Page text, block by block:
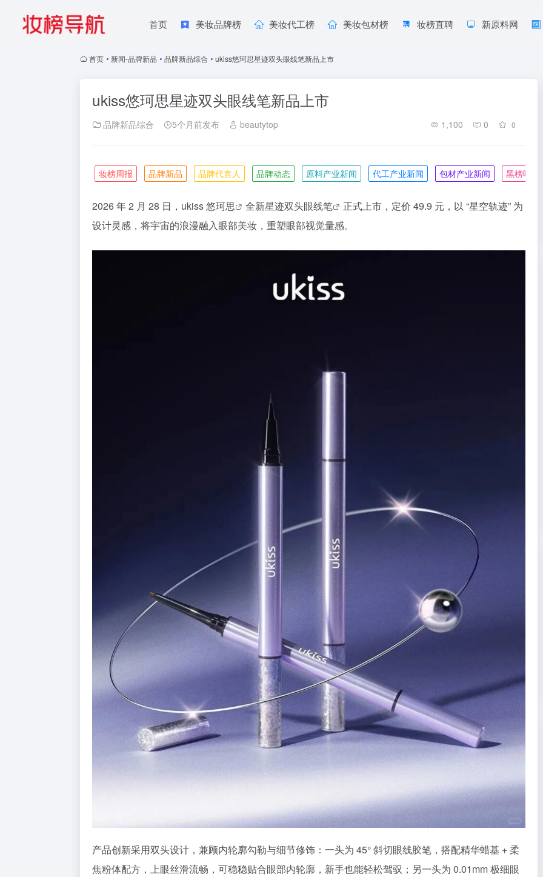
首页 美妆品牌榜 美妆代工榜 美妆包材榜 妆榜直聘 新原料网
首页 • 新闻-品牌新品 • 品牌新品综合 • ukiss悠珂思星迹双头眼线笔新品上市
ukiss悠珂思星迹双头眼线笔新品上市
品牌新品综合 5个月前发布 beautytop 1,100 0 0
妆榜周报 品牌新品 品牌代言人 品牌动态 原料产业新闻 代工产业新闻 包材产业新闻 黑榜曝光
2026 年 2 月 28 日，ukiss悠珂思 全新星迹双头眼线笔
正式上市，定价 49.9 元，以 “星空轨迹” 为
设计灵感，将宇宙的浪漫融入眼部美妆，重塑眼部视觉量感。
产品创新采用双头设计，兼顾内轮廓勾勒与细节修饰：一头为 45° 斜切眼线胶笔，搭配精华蜡基 + 柔
焦粉体配方，上眼丝滑流畅，可稳稳贴合眼部内轮廓，新手也能轻松驾驭；另一头为 0.01mm 极细眼